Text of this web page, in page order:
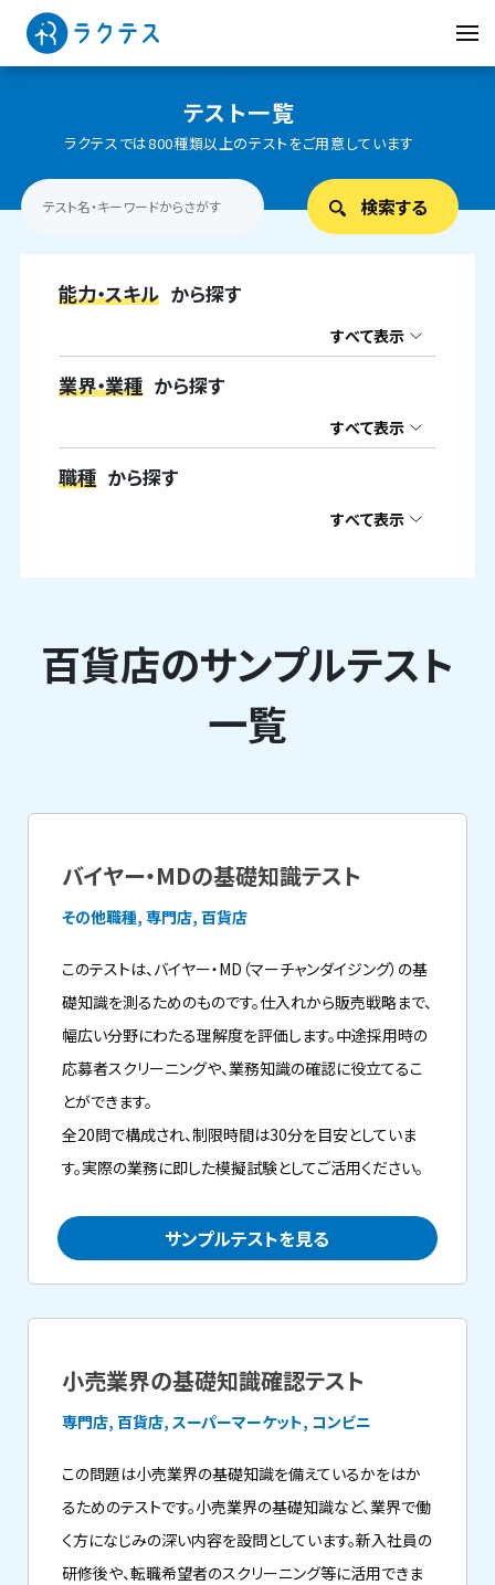
テスト一覧
ラクテスでは800種類以上のテストをご用意しています
能力・スキル から探す
すべて表示
業界・業種 から探す
すべて表示
職種 から探す
すべて表示
百貨店のサンプルテスト
一覧
バイヤー・MDの基礎知識テスト
その他職種, 専門店, 百貨店
このテストは、バイヤー・MD（マーチャンダイジング）の基
礎知識を測るためのものです。仕入れから販売戦略まで、
幅広い分野にわたる理解度を評価します。中途採用時の
応募者スクリーニングや、業務知識の確認に役立てるこ
とができます。
全20問で構成され、制限時間は30分を目安としていま
す。実際の業務に即した模擬試験としてご活用ください。
サンプルテストを見る
小売業界の基礎知識確認テスト
専門店, 百貨店, スーパーマーケット, コンビニ
この問題は小売業界の基礎知識を備えているかをはか
るためのテストです。小売業界の基礎知識など、業界で働
く方になじみの深い内容を設問としています。新入社員の
研修後や、転職希望者のスクリーニング等に活用できま